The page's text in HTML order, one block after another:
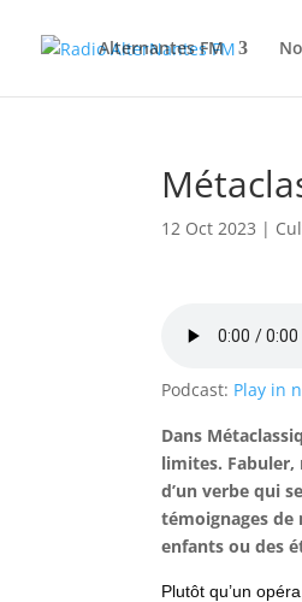
Alternantes FM
12 Oct 2023 |
Podcast: Play in
Dans
limites.
d’un verbe qui
témoignages de
enfants ou des
Plutôt qu’un